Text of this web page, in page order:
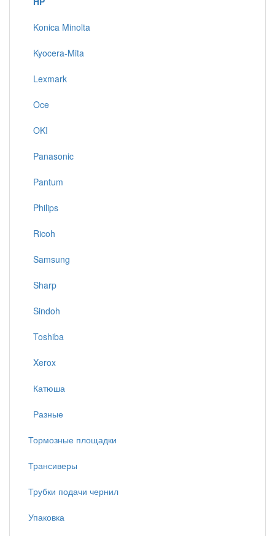
Konica Minolta
Kyocera-Mita
Lexmark
Oce
OKI
Panasonic
Pantum
Philips
Ricoh
Samsung
Sharp
Sindoh
Toshiba
Xerox
Катюша
Разные
Тормозные площадки
Трансиверы
Трубки подачи чернил
Упаковка